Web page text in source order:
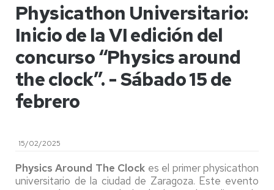
Physicathon Universitario:
Inicio de la VI edición del
concurso “Physics around
the clock”. - Sábado 15 de
febrero
15/02/2025
Physics Around The Clock es el primer physicathon
universitario de la ciudad de Zaragoza. Este evento